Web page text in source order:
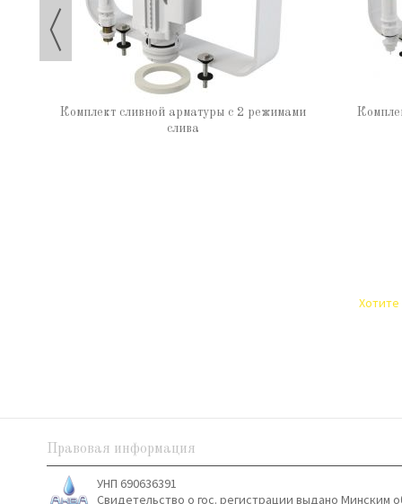
Комплект сливной арматуры с 2 режимами
слива
Правовая информация
УНП 690636391
Свидетельство о гос. регистрации выдано Минским